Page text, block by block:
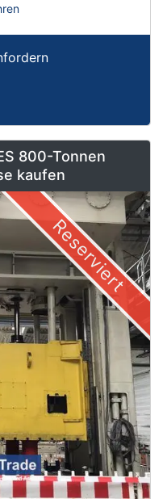
800-Tonnen
kaufen
Reserviert